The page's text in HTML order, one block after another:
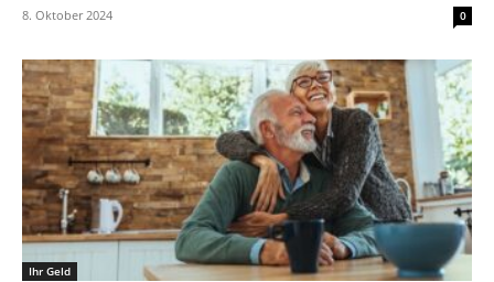
8. Oktober 2024 0
Ihr Geld